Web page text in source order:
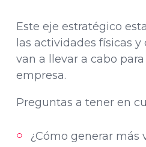
Este eje estratégico
las actividades físicas
van a llevar a cabo
empresa.
Preguntas a tener en
¿Cómo generar más